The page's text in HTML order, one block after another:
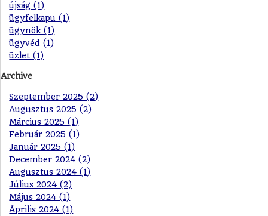
újság (1)
ügyfelkapu (1)
ügynök (1)
ügyvéd (1)
üzlet (1)
Archive
Szeptember 2025 (2)
Augusztus 2025 (2)
Március 2025 (1)
Február 2025 (1)
Január 2025 (1)
December 2024 (2)
Augusztus 2024 (1)
Július 2024 (2)
Május 2024 (1)
Április 2024 (1)